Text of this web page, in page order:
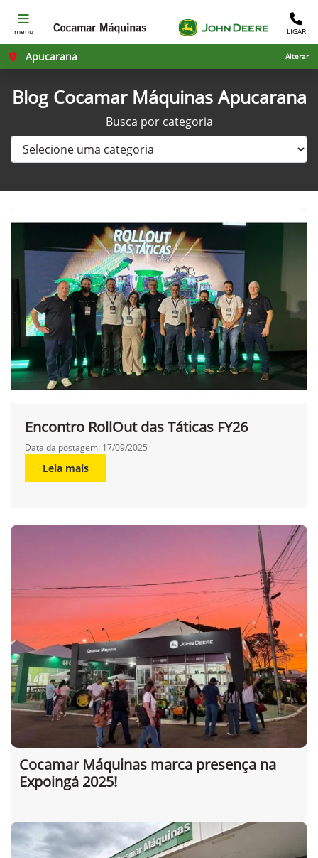
menu LIGAR
Apucarana Alterar
Blog Cocamar Máquinas Apucarana
Busca por categoria
Encontro RollOut das Táticas FY26
Leia mais
Data da postagem: 17/09/2025
Cocamar Máquinas marca presença na
Expoingá 2025!